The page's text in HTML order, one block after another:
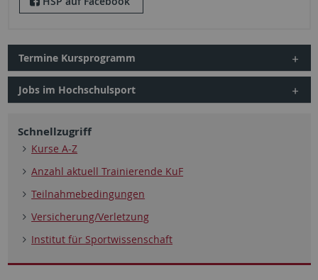
Termine Kursprogramm
Jobs im Hochschulsport
Schnellzugriff
Kurse A-Z
Anzahl aktuell Trainierende KuF
Teilnahmebedingungen
Versicherung/Verletzung
Institut für Sportwissenschaft